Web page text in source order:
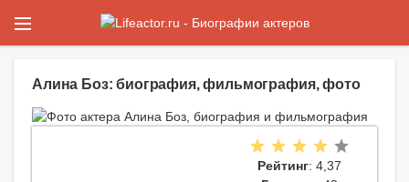
Алина Боз: биография, фильмография, фото
Рейтинг: 4,37